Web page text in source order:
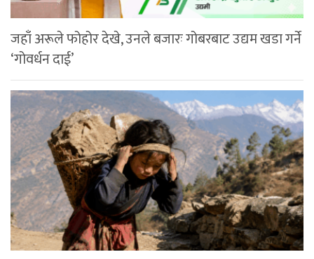
जहाँ अरूले फोहोर देखे, उनले बजारः गोबरबाट उद्यम खडा गर्ने
‘गोवर्धन दाई’